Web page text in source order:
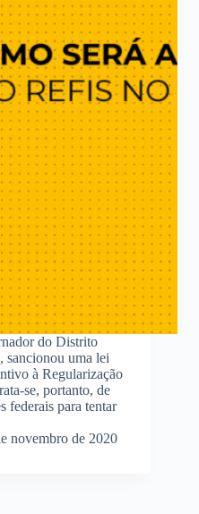
do Distrito
sancionou uma lei
à Regularização
se, portanto, de
federais para tentar
novembro de 2020